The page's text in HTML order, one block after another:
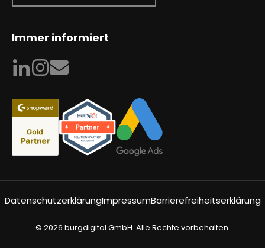
Immer informiert
© 2026 burgdigital GmbH. Alle Rechte vorbehalten.
DatenschutzerklärungImpressumBarrierefreiheitserklärung